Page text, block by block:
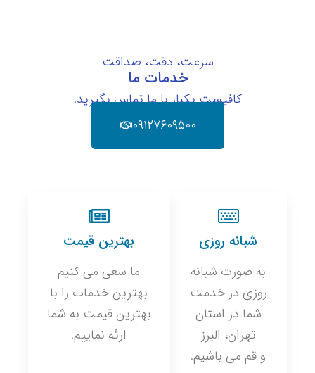
سرعت، دقت، صداقت
خدمات ما
کافیست یکبار با ما تماس بگیرید.
۰۹۱۲۷۶۰۹۵۰۰
شبانه روزی
به صورت شبانه
روزی در خدمت
شما در استان
تهران، البرز
و قم می باشیم.
بهترین قیمت
ما سعی می کنیم
بهترین خدمات را با
بهترین قیمت به شما
ارئه نماییم.